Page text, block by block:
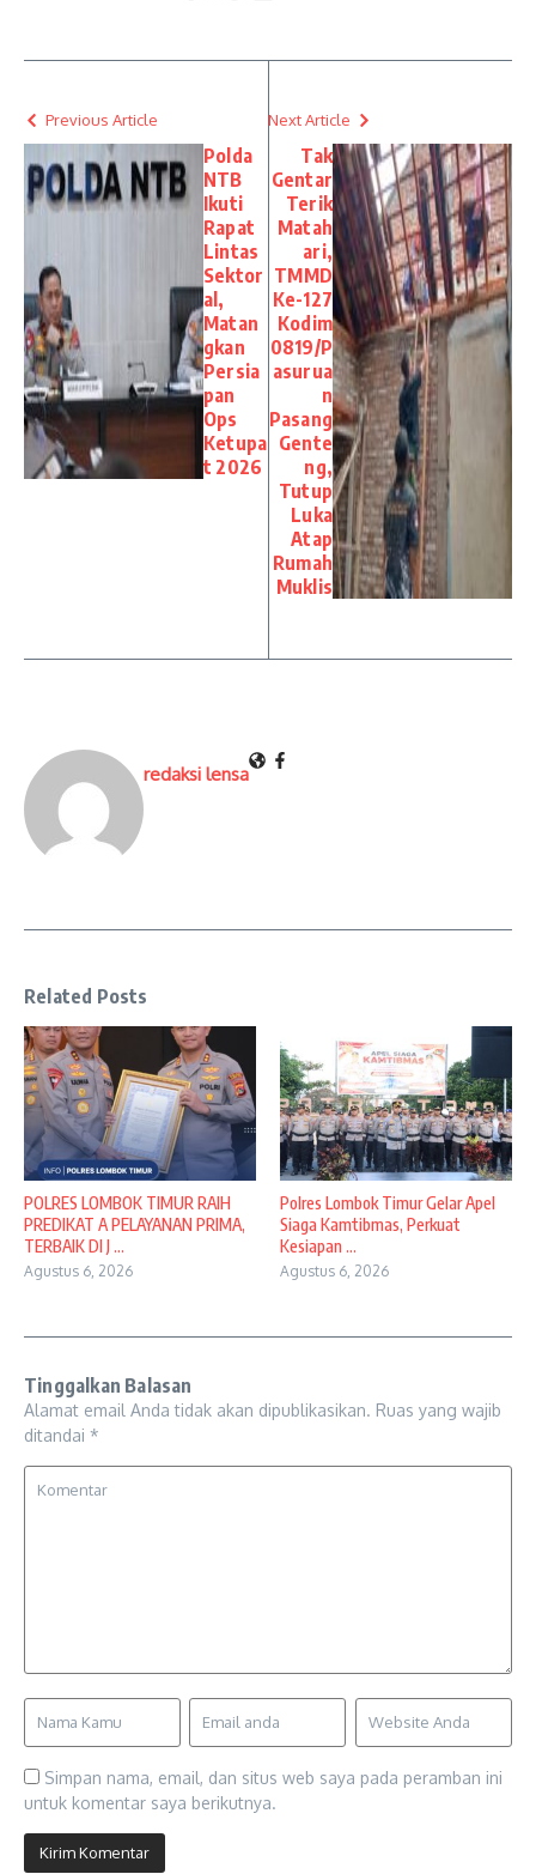
Previous Article
Polda
NTB
Ikuti
Rapat
Lintas
Sektor
al,
Matan
gkan
Persia
pan
Ops
Ketupa
t 2026
Next Article
Tak
Gentar
Terik
Matah
ari,
TMMD
Ke-127
Kodim
0819/P
asurua
n
Pasang
Gente
ng,
Tutup
Luka
Atap
Rumah
Muklis
redaksi lensa
Related Posts
POLRES LOMBOK TIMUR RAIH
PREDIKAT A PELAYANAN PRIMA,
TERBAIK DI J ...
Agustus 6, 2026
Polres Lombok Timur Gelar Apel
Siaga Kamtibmas, Perkuat
Kesiapan ...
Agustus 6, 2026
Tinggalkan Balasan
Alamat email Anda tidak akan dipublikasikan. Ruas yang wajib
ditandai *
Simpan nama, email, dan situs web saya pada peramban ini
untuk komentar saya berikutnya.